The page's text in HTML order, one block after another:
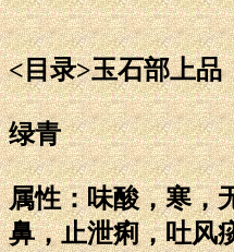
<目录>玉石部上品
绿青
属性：味酸，寒，
鼻，止泄痢，吐风